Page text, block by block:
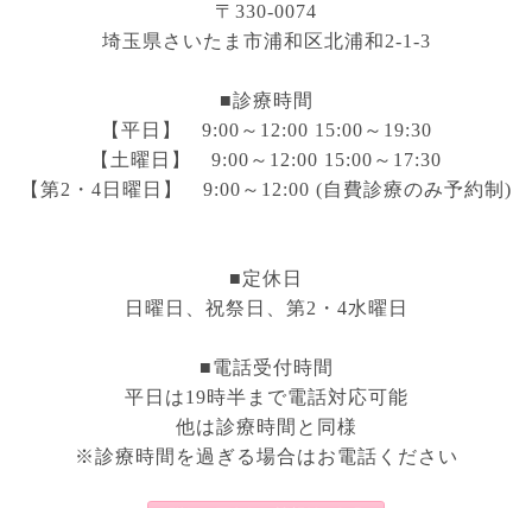
〒330-0074
埼玉県さいたま市浦和区北浦和2-1-3
■診療時間
【平日】 9:00～12:00 15:00～19:30
【土曜日】 9:00～12:00 15:00～17:30
【第2・4日曜日】 9:00～12:00 (自費診療のみ予約制)
■定休日
日曜日、祝祭日、第2・4水曜日
■電話受付時間
平日は19時半まで電話対応可能
他は診療時間と同様
※診療時間を過ぎる場合はお電話ください